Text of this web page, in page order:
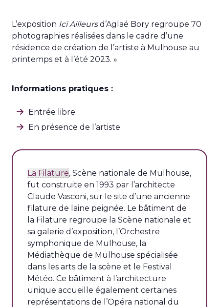
L’exposition Ici Ailleursd’Aglaé Bory regroupe 70
photographies réalisées dans le cadre d’une
résidence de création de l’artiste à Mulhouse au
printemps et à l’été 2023. »
Informations pratiques :
Entrée libre
En présence de l’artiste
La Filature, Scène nationale de Mulhouse,
fut construite en 1993 par l’architecte
Claude Vasconi, sur le site d’une ancienne
filature de laine peignée. Le bâtiment de
la Filature regroupe la Scène nationale et
sa galerie d’exposition, l’Orchestre
symphonique de Mulhouse, la
Médiathèque de Mulhouse spécialisée
dans les arts de la scène et le Festival
Météo. Ce bâtiment à l’architecture
unique accueille également certaines
représentations de l’Opéra national du